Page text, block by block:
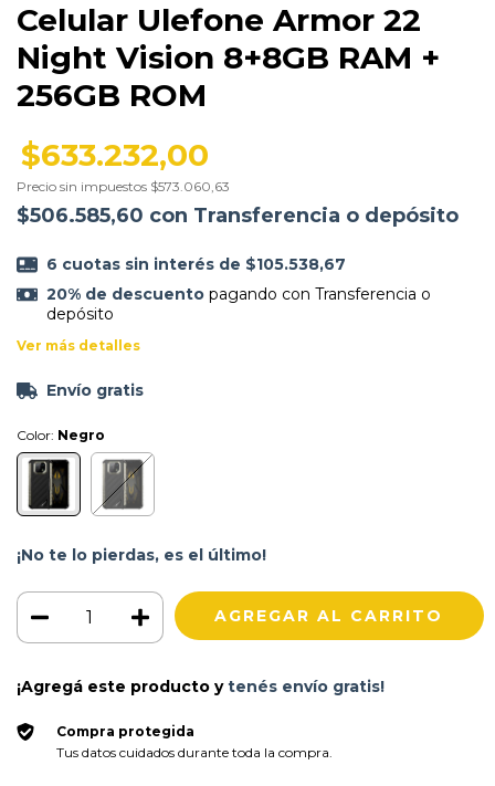
Celular Ulefone Armor 22
Night Vision 8+8GB RAM +
256GB ROM
$633.232,00
Precio sin impuestos $573.060,63
$506.585,60 con Transferencia o depósito
6 cuotas sin interés de $105.538,67
20% de descuentopagando con Transferencia o
depósito
Ver más detalles
Envío gratis
Color: Negro
¡No te lo pierdas, es el último!
¡Agregá este producto ytenés envío gratis!
Compra protegida
Tus datos cuidados durante toda la compra.